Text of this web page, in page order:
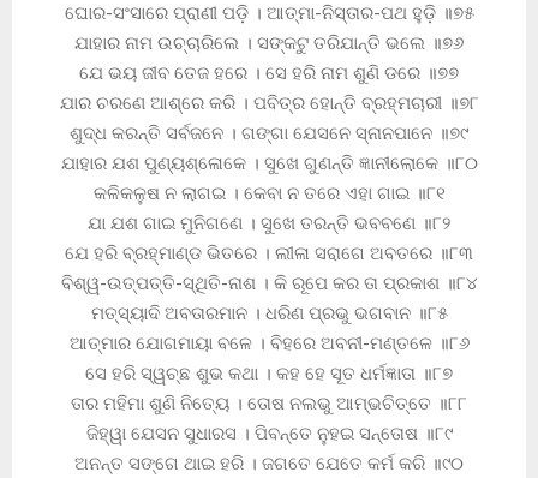
ଘୋର-ସଂସାରେ ପ୍ରାଣୀ ପଡ଼ି । ଆତ୍ମା-ନିସ୍ତାର-ପଥ ହୁଡ଼ି ॥୭୫
ଯାହାର ନାମ ଉଚ୍ଚାରିଲେ । ସଙ୍କଟୁ ତରିଯାନ୍ତି ଭଲେ ॥୭୬
ଯେ ଭୟ ଜୀବ ତେଜ ହରେ । ସେ ହରି ନାମ ଶୁଣି ଡରେ ॥୭୭
ଯାର ଚରଣେ ଆଶ୍ରେ କରି । ପବିତ୍ର ହୋନ୍ତି ବ୍ରହ୍ମଚାରୀ ॥୭୮
ଶୁଦ୍ଧ କରନ୍ତି ସର୍ବଜନେ । ଗଙ୍ଗା ଯେସନେ ସ୍ନାନପାନେ ॥୭୯
ଯାହାର ଯଶ ପୁଣ୍ୟଶ୍ଳୋକେ । ସୁଖେ ଗୁଣନ୍ତି ଜ୍ଞାନୀଲୋକେ ॥୮୦
କଳିକଳୁଷ ନ ଲାଗଇ । କେବା ନ ତରେ ଏହା ଗାଇ ॥୮୧
ଯା ଯଶ ଗାଇ ମୁନିଗଣେ । ସୁଖେ ତରନ୍ତି ଭବବଣେ ॥୮୨
ଯେ ହରି ବ୍ରହ୍ମାଣ୍ଡ ଭିତରେ । ଲୀଳା ସରାଗେ ଅବତରେ ॥୮୩
ବିଶ୍ୱ-ଉତ୍ପତ୍ତି-ସ୍ଥିତି-ନାଶ । କି ରୂପେ କର ତା ପ୍ରକାଶ ॥୮୪
ମତ୍ସ୍ୟାଦି ଅବତାରମାନ । ଧରିଣ ପ୍ରଭୁ ଭଗବାନ ॥୮୫
ଆତ୍ମାର ଯୋଗମାୟା ବଳେ । ବିହରେ ଅବନୀ-ମଣ୍ତଳେ ॥୮୬
ସେ ହରି ସ୍ୱଚ୍ଛ ଶୁଭ କଥା । କହ ହେ ସୂତ ଧର୍ମଜ୍ଞାତା ॥୮୭
ତାର ମହିମା ଶୁଣି ନିତ୍ୟେ । ତୋଷ ନଲଭୁ ଆମ୍ଭଚିତ୍ତେ ॥୮୮
ଜିହ୍ୱା ଯେସନ ସୁଧାରସ । ପିବନ୍ତେ ନୁହଇ ସନ୍ତୋଷ ॥୮୯
ଅନନ୍ତ ସଙ୍ଗେ ଥାଇ ହରି । ଜଗତେ ଯେତେ କର୍ମ କରି ॥୯୦